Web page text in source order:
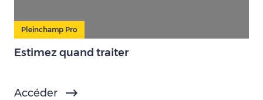
Pleinchamp Pro
Estimez quand traiter
Accéder